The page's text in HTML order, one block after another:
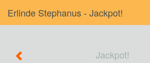
Erlinde Stephanus - Jackpot!
Jackpot!